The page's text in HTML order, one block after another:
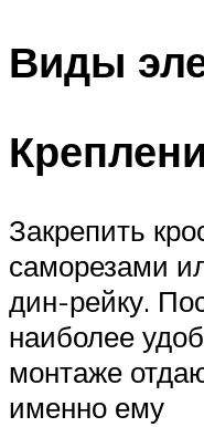
Виды
Закрепить
саморезами
дин-рейку.
наиболее
монтаже
именно ему